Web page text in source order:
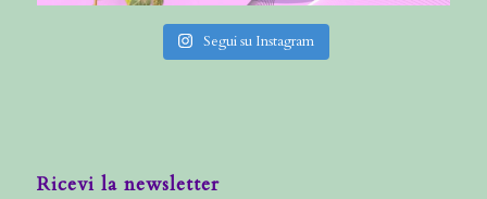
Segui su Instagram
Ricevi la newsletter